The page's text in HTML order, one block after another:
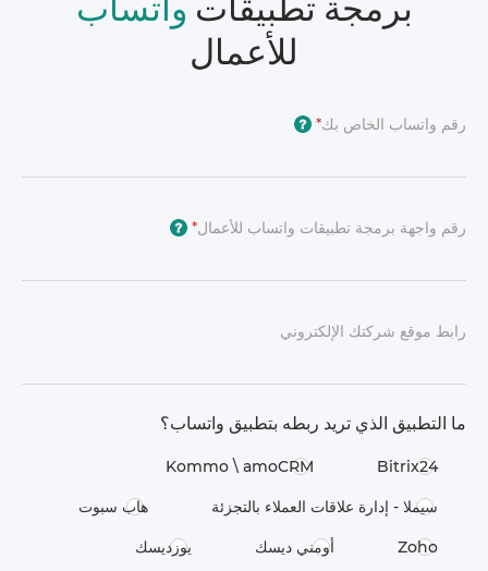
برمجة تطبيقات واتساب
للأعمال
رقم واتساب الخاص بك*
?
رقم واجهة برمجة تطبيقات واتساب للأعمال*
?
رابط موقع شركتك الإلكتروني
ما التطبيق الذي تريد ربطه بتطبيق واتساب؟
Bitrix24
Kommo \​ amoCRM
سيملا - إدارة علاقات العملاء بالتجزئة هاب سبوت
Zoho أومني ديسك يوزديسك